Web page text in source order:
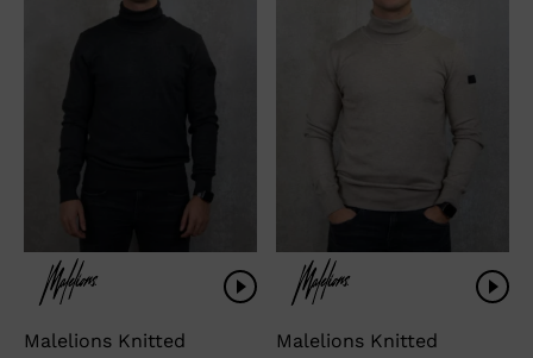
Malelions Knitted
Malelions Knitted